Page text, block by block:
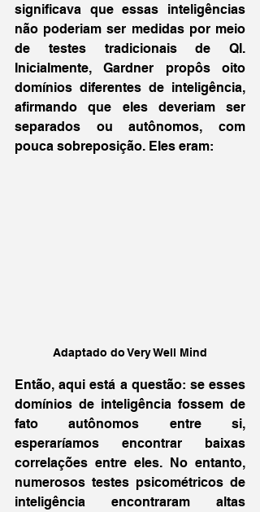
significava que essas inteligências
não poderiam ser medidas por meio
de testes tradicionais de QI.
Inicialmente, Gardner propôs oito
domínios diferentes de inteligência,
afirmando que eles deveriam ser
separados ou autônomos, com
pouca sobreposição. Eles eram:
Adaptado do Very Well Mind
Então, aqui está a questão: se esses
domínios de inteligência fossem de
fato autônomos entre si,
esperaríamos encontrar baixas
correlações entre eles. No entanto,
numerosos testes psicométricos de
inteligência encontraram altas